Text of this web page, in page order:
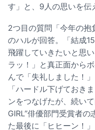
す」と、9人の思いを伝
2つ目の質問「今年の
のハルが回答。「結成
飛躍していきたいと思
ラッ！」と真正面から
んで「失礼しました！
「ハードル下げておき
ンをつなげたが、続い
GIRL”俳優部門受賞者
た最後に「ヒヒーン！